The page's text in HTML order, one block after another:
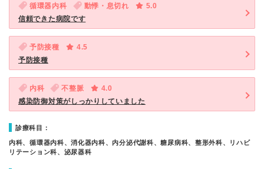
循環器内科 動悸・息切れ
5.0
信頼できた病院です
予防接種
4.5
予防接種
内科 不整脈
4.0
感染防御対策がしっかりしていました
診療科目：
内科、循環器内科、消化器内科、内分泌代謝科、糖尿病科、整形外科、リハビ
リテーション科、泌尿器科